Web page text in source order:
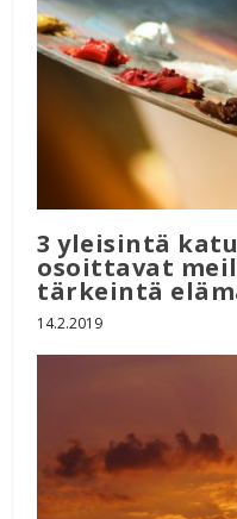
3 yleisintä
osoittavat
tärkeintä
14.2.2019